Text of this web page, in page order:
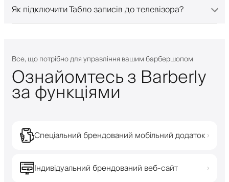
Як підключити Табло записів до телевізора?
Все, що потрібно для управління вашим барбершопом
Ознайомтесь з Barberly
за функціями
Спеціальний брендований мобільний додаток ›
Індивідуальний брендований веб-сайт ›